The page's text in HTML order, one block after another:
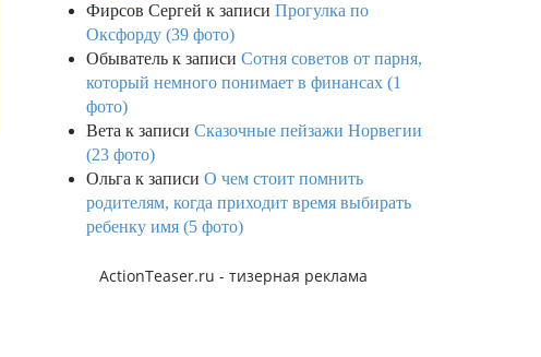
Фирсов Сергей к записи Прогулка по
Оксфорду (39 фото)
Обыватель к записи Сотня советов от парня,
который немного понимает в финансах (1
фото)
Вета к записи Сказочные пейзажи Норвегии
(23 фото)
Ольга к записи О чем стоит помнить
родителям, когда приходит время выбирать
ребенку имя (5 фото)
ActionTeaser.ru - тизерная реклама